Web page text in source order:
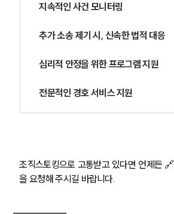
지속적인 사건 모니터링
추가 소송 제기 시, 신속한 법적 대응
심리적 안정을 위한 프로그램 지원
전문적인 경호 서비스 지원
조직스토킹으로 고통받고 있다면 언제든 🔗
을 요청해 주시길 바랍니다.